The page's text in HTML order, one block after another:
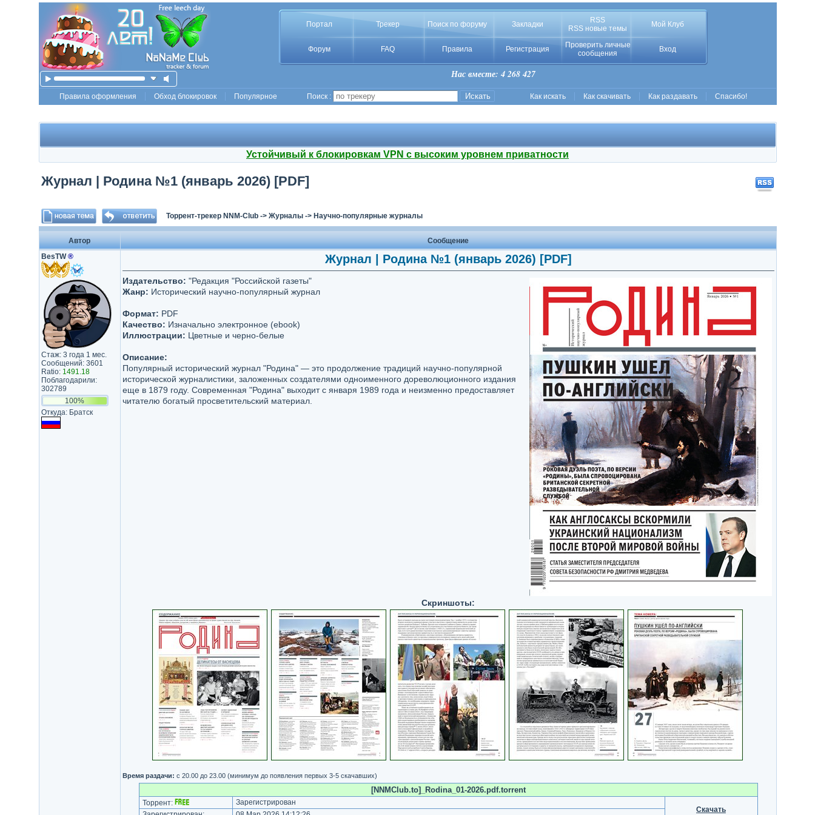
Портал Трекер Поиск по форуму Закладки
RSS
RSS новые темы
Мой Клуб
Форум FAQ Правила Регистрация
Проверить личные
сообщения
Вход
Нас вместе: 4 268 427
Правила оформления Обход блокировок Популярное Поиск : Как искать Как скачивать Как раздавать Спасибо!
Устойчивый к блокировкам VPN с высоким уровнем приватности
Журнал | Родина №1 (январь 2026) [PDF]
Торрент-трекер NNM-Club-> Журналы-> Научно-популярные журналы
Автор
Сообщение
BesTW®
Стаж: 3 года 1 мес.
Сообщений: 3601
Ratio: 1491.18
Поблагодарили:
302789
100%
Откуда: Братск
Журнал | Родина №1 (январь 2026) [PDF]
Издательство: "Редакция "Российской газеты"
Жанр: Исторический научно-популярный журнал
Формат: PDF
Качество: Изначально электронное (ebook)
Иллюстрации: Цветные и черно-белые
Описание:
Популярный исторический журнал "Родина" — это продолжение традиций научно-популярной
исторической журналистики, заложенных создателями одноименного дореволюционного издания
еще в 1879 году. Современная "Родина" выходит с января 1989 года и неизменно предоставляет
читателю богатый просветительский материал.
Скриншоты:
Время раздачи: с 20.00 до 23.00 (минимум до появления первых 3-5 скачавших)
[NNMClub.to]_Rodina_01-2026.pdf.torrent
Торрент:
Зарегистрирован
Скачать